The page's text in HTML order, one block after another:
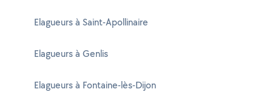
Elagueurs à Saint-Apollinaire
Elagueurs à Genlis
Elagueurs à Fontaine-lès-Dijon